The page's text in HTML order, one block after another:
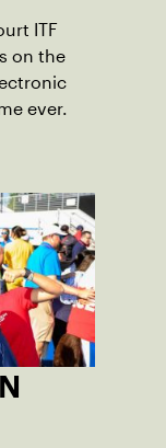
ITF
on the
ever.